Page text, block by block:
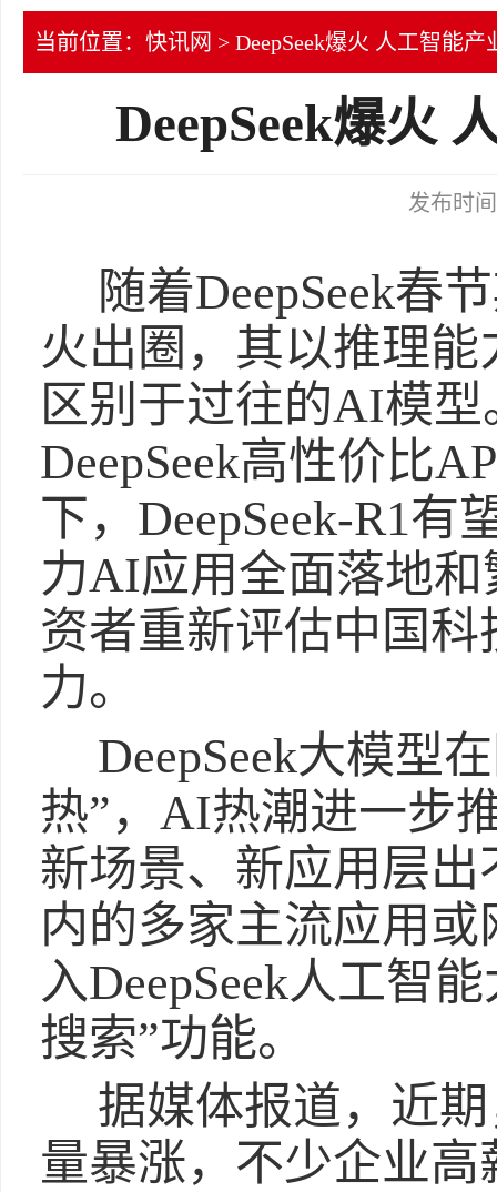
当前位置： 快讯网 > DeepSeek爆火 人工智能
DeepSeek爆火
发布时
随着DeepSeek春
火出圈，其以推理
区别于过往的AI模
DeepSeek高性价比
下，DeepSeek-R1
力AI应用全面落地
资者重新评估中国
力。
DeepSeek大模型
热”，AI热潮进一步
新场景、新应用层
内的多家主流应用
入DeepSeek人工智
搜索”功能。
据媒体报道，近
量暴涨，不少企业